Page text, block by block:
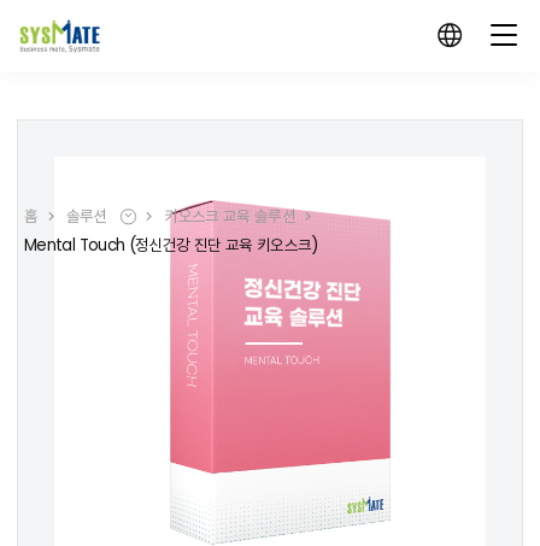
홈 솔루션
키오스크 교육 솔루션
Mental Touch (정신건강 진단 교육 키오스크)